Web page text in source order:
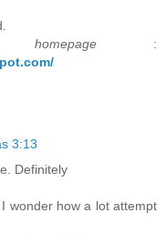
:
3:13
Definitely
wonder how a lot attempt